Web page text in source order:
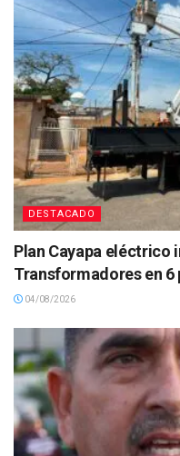
DESTACADO
Plan Cayapa eléctrico
Transformadores en
04/08/2026